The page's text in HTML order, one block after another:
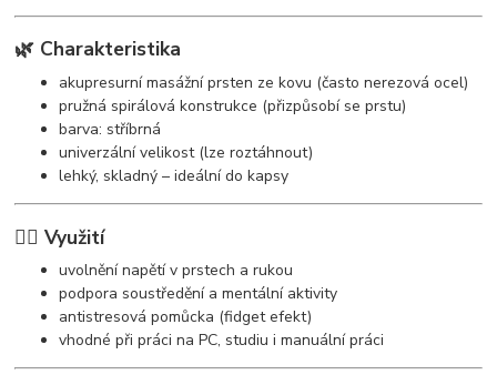
🌿 Charakteristika
akupresurní masážní prsten ze kovu (často nerezová ocel)
pružná spirálová konstrukce (přizpůsobí se prstu)
barva: stříbrná
univerzální velikost (lze roztáhnout)
lehký, skladný – ideální do kapsy
🧘‍♀️ Využití
uvolnění napětí v prstech a rukou
podpora soustředění a mentální aktivity
antistresová pomůcka (fidget efekt)
vhodné při práci na PC, studiu i manuální práci